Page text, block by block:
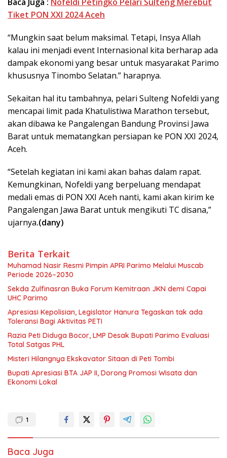
Tiket PON XXI 2024 Aceh
“Mungkin saat belum maksimal. Tetapi, Insya Allah
kalau ini menjadi event Internasional kita berharap ada
dampak ekonomi yang besar untuk masyarakat Parimo
khususnya Tinombo Selatan.” harapnya.
Sekaitan hal itu tambahnya, pelari Sulteng Nofeldi yang
mencapai limit pada Khatulistiwa Marathon tersebut,
akan dibawa ke Pangalengan Bandung Provinsi Jawa
Barat untuk mematangkan persiapan ke PON XXI 2024,
Aceh.
“Setelah kegiatan ini kami akan bahas dalam rapat.
Kemungkinan, Nofeldi yang berpeluang mendapat
medali emas di PON XXI Aceh nanti, kami akan kirim ke
Pangalengan Jawa Barat untuk mengikuti TC disana,”
ujarnya.(dany)
Berita Terkait
Muhamad Nasir Resmi Pimpin APRI Parimo Melalui Muscab
Periode 2026–2030
Sekda Zulfinasran Buka Forum Kemitraan JKN demi Capai
UHC Parimo
Apresiasi Kepolisian, Legislator Hanura Tegaskan tak ada
Toleransi Bagi Aktivitas PETI
Razia Peti Diduga Bocor, LMP Desak Bupati Parimo Evaluasi
Total Satgas PHL
Misteri Hilangnya Ekskavator Sitaan di Peti Tombi
Bupati Apresiasi BTA JAP II, Dorong Promosi Wisata dan
Ekonomi Lokal
1
Baca Juga